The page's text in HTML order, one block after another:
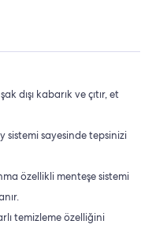
dışı kabarık ve çıtır, et
sistemi sayesinde tepsinizi
özellikli menteşe sistemi
temizleme özelliğini